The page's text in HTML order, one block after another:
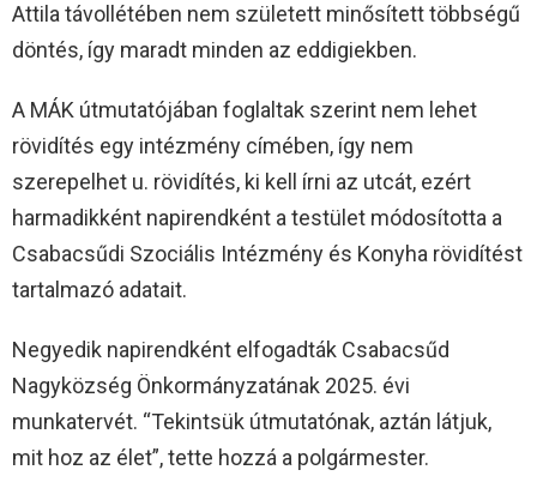
Attila távollétében nem született minősített többségű
döntés, így maradt minden az eddigiekben.
A MÁK útmutatójában foglaltak szerint nem lehet
rövidítés egy intézmény címében, így nem
szerepelhet u. rövidítés, ki kell írni az utcát, ezért
harmadikként napirendként a testület módosította a
Csabacsűdi Szociális Intézmény és Konyha rövidítést
tartalmazó adatait.
Negyedik napirendként elfogadták Csabacsűd
Nagyközség Önkormányzatának 2025. évi
munkatervét. “Tekintsük útmutatónak, aztán látjuk,
mit hoz az élet”, tette hozzá a polgármester.